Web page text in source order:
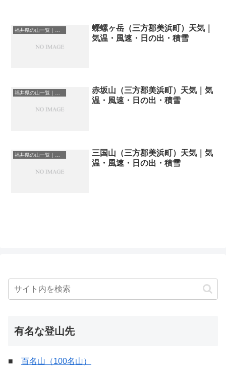
蠑螺ヶ岳（三方郡美浜町）天気｜
気温・風速・日の出・積雪
赤坂山（三方郡美浜町）天気｜気
温・風速・日の出・積雪
福井県の山一覧｜標高順・標高の高い山ランキング
三国山（三方郡美浜町）天気｜気
温・風速・日の出・積雪
有名な登山先
■ 百名山（100名山）